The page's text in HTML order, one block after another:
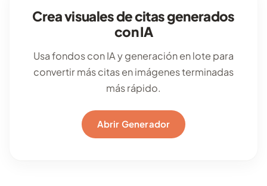
Crea visuales de citas generados
con IA
Usa fondos con IA y generación en lote para
convertir más citas en imágenes terminadas
más rápido.
Abrir Generador